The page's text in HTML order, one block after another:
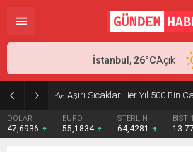
Aşırı Sıcaklar Her Yıl 500 Bin
DOLAR
47,6936
EURO
55,1834
STERLİN
64,4281
BIST
İstanbul, 26°CAçık